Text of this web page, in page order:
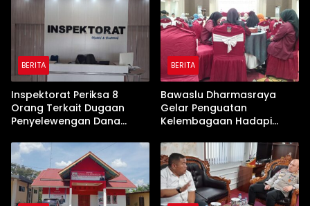
BERITA
Inspektorat Periksa 8
Orang Terkait Dugaan
Penyelewengan Dana
Pejabat Dharmasraya‎‎
BERITA
Bawaslu Dharmasraya
Gelar Penguatan
Kelembagaan Hadapi
MK Nomor 135/PUU-
XXII/2024